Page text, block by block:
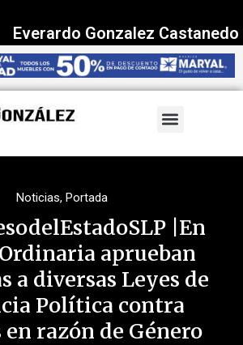
Everardo Gonzalez Castanedo
Noticias, Portada
|En
aprueban
a diversas Leyes de
Política contra
razón de Género